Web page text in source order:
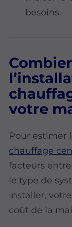
besoins.
votre
Pour estimer
chauffage
facteurs
le type de
installer,
coût de la